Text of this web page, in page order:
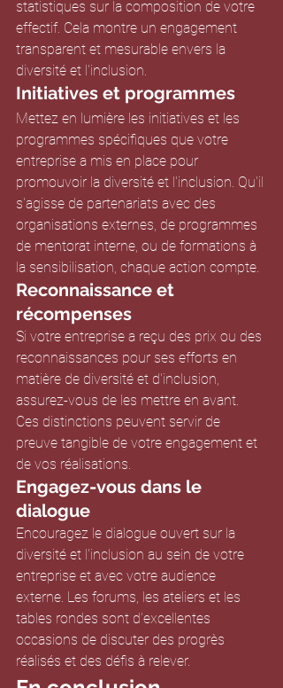
statistiques sur la composition de votre
effectif. Cela montre un engagement
transparent et mesurable envers la
diversité et l'inclusion.
Initiatives et programmes
Mettez en lumière les initiatives et les
programmes spécifiques que votre
entreprise a mis en place pour
promouvoir la diversité et l'inclusion. Qu'il
s'agisse de partenariats avec des
organisations externes, de programmes
de mentorat interne, ou de formations à
la sensibilisation, chaque action compte.
Reconnaissance et
récompenses
Si votre entreprise a reçu des prix ou des
reconnaissances pour ses efforts en
matière de diversité et d'inclusion,
assurez-vous de les mettre en avant.
Ces distinctions peuvent servir de
preuve tangible de votre engagement et
de vos réalisations.
Engagez-vous dans le
dialogue
Encouragez le dialogue ouvert sur la
diversité et l'inclusion au sein de votre
entreprise et avec votre audience
externe. Les forums, les ateliers et les
tables rondes sont d'excellentes
occasions de discuter des progrès
réalisés et des défis à relever.